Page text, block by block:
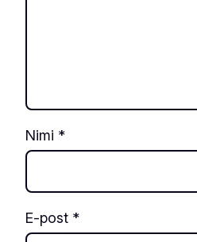
Nimi *
E-post *